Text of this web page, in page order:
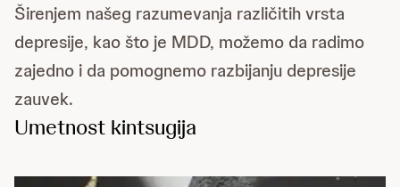
Širenjem našeg razumevanja različitih vrsta
depresije, kao što je MDD, možemo da radimo
zajedno i da pomognemo razbijanju depresije
zauvek.
Umetnost kintsugija